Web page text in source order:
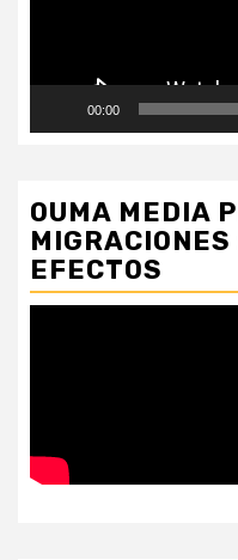
00:00
OUMA MEDIA
EFECTOS